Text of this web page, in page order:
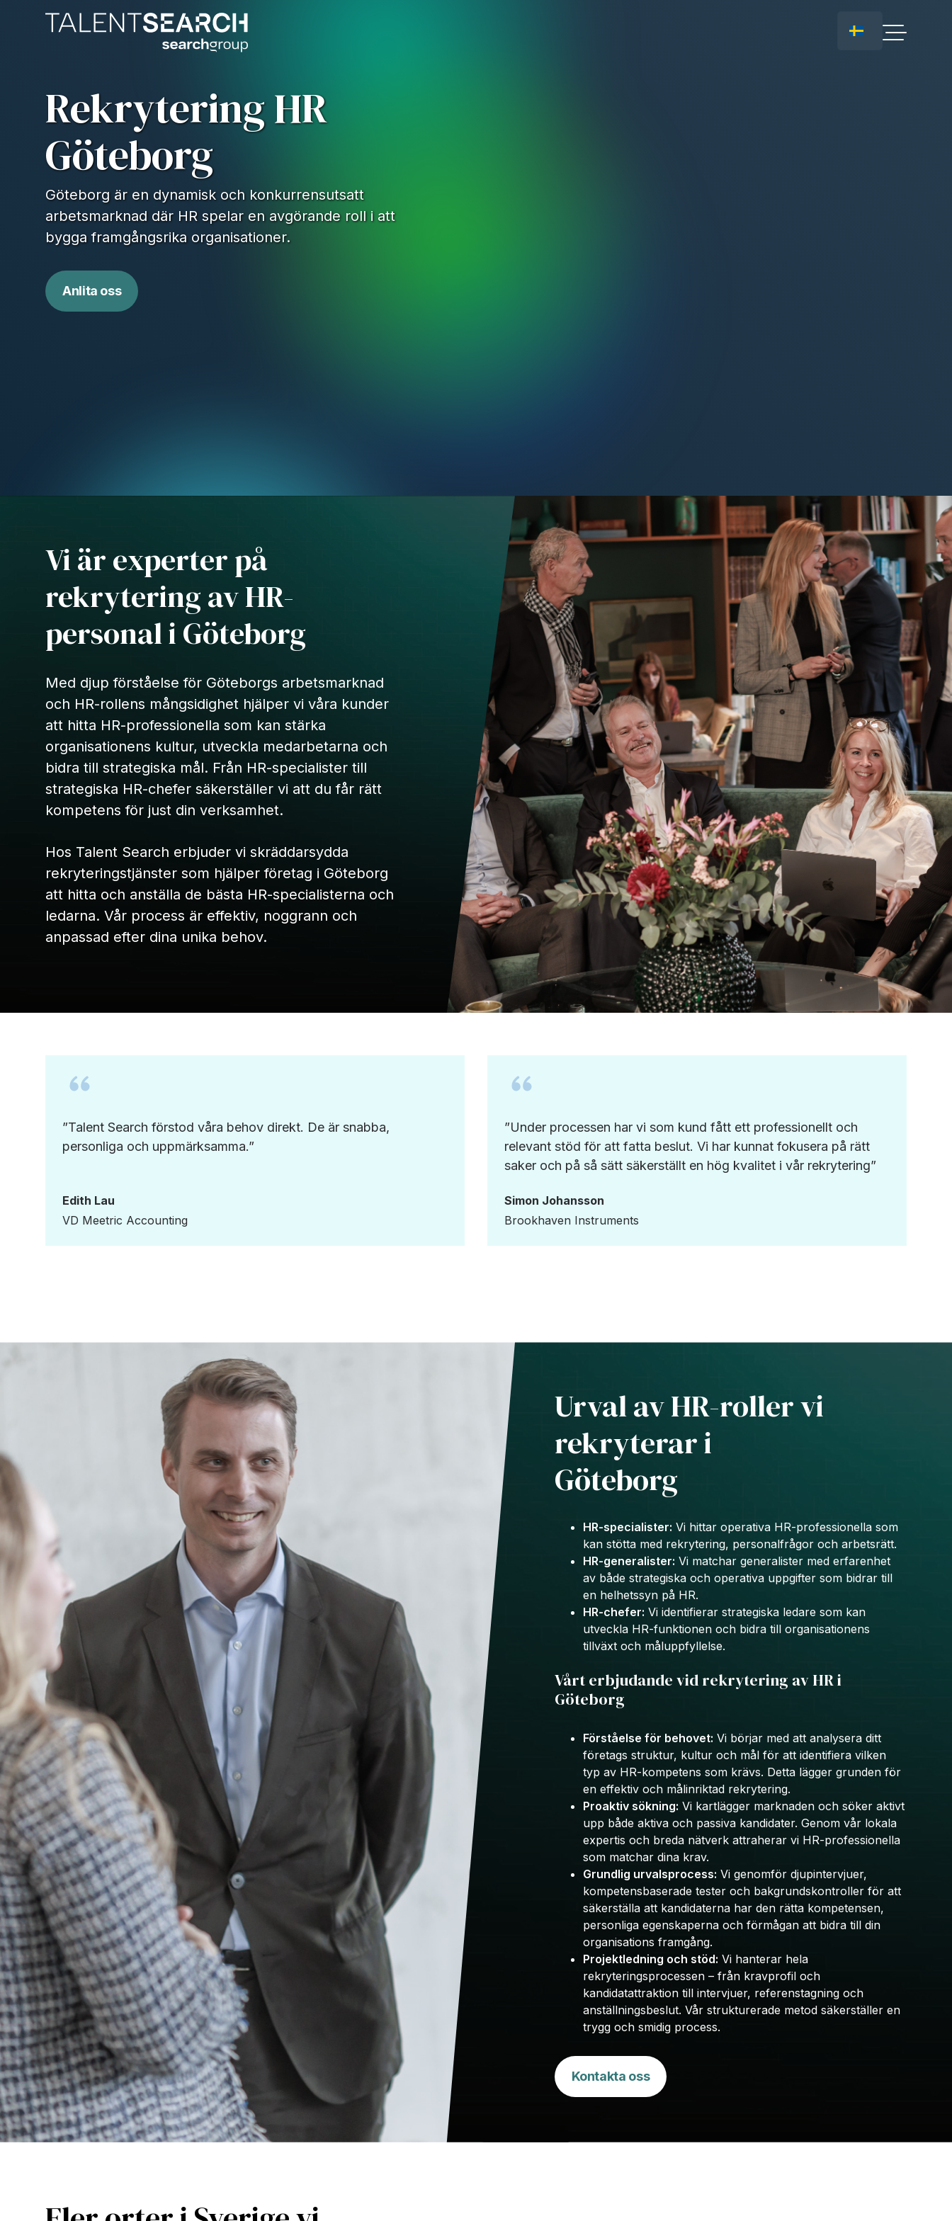
Rekrytering HR
Göteborg
Göteborg är en dynamisk och konkurrensutsatt
arbetsmarknad där HR spelar en avgörande roll i att
bygga framgångsrika organisationer.
Anlita oss
Vi är experter på
rekrytering av HR-
personal i Göteborg
Med djup förståelse för Göteborgs arbetsmarknad
och HR-rollens mångsidighet hjälper vi våra kunder
att hitta HR-professionella som kan stärka
organisationens kultur, utveckla medarbetarna och
bidra till strategiska mål. Från HR-specialister till
strategiska HR-chefer säkerställer vi att du får rätt
kompetens för just din verksamhet.
Hos Talent Search erbjuder vi skräddarsydda
rekryteringstjänster som hjälper företag i Göteborg
att hitta och anställa de bästa HR-specialisterna och
ledarna. Vår process är effektiv, noggrann och
anpassad efter dina unika behov.
”Talent Search förstod våra behov direkt. De är snabba,
personliga och uppmärksamma.”
Edith Lau
VD Meetric Accounting
”Under processen har vi som kund fått ett professionellt och
relevant stöd för att fatta beslut. Vi har kunnat fokusera på rätt
saker och på så sätt säkerställt en hög kvalitet i vår rekrytering”
Simon Johansson
Brookhaven Instruments
Urval av HR-roller vi
rekryterar i
Göteborg
HR-specialister: Vi hittar operativa HR-professionella som
kan stötta med rekrytering, personalfrågor och arbetsrätt.
HR-generalister: Vi matchar generalister med erfarenhet
av både strategiska och operativa uppgifter som bidrar till
en helhetssyn på HR.
HR-chefer: Vi identifierar strategiska ledare som kan
utveckla HR-funktionen och bidra till organisationens
tillväxt och måluppfyllelse.
Vårt erbjudande vid rekrytering av HR i
Göteborg
Förståelse för behovet: Vi börjar med att analysera ditt
företags struktur, kultur och mål för att identifiera vilken
typ av HR-kompetens som krävs. Detta lägger grunden för
en effektiv och målinriktad rekrytering.
Proaktiv sökning: Vi kartlägger marknaden och söker aktivt
upp både aktiva och passiva kandidater. Genom vår lokala
expertis och breda nätverk attraherar vi HR-professionella
som matchar dina krav.
Grundlig urvalsprocess: Vi genomför djupintervjuer,
kompetensbaserade tester och bakgrundskontroller för att
säkerställa att kandidaterna har den rätta kompetensen,
personliga egenskaperna och förmågan att bidra till din
organisations framgång.
Projektledning och stöd: Vi hanterar hela
rekryteringsprocessen – från kravprofil och
kandidatattraktion till intervjuer, referenstagning och
anställningsbeslut. Vår strukturerade metod säkerställer en
trygg och smidig process.
Kontakta oss